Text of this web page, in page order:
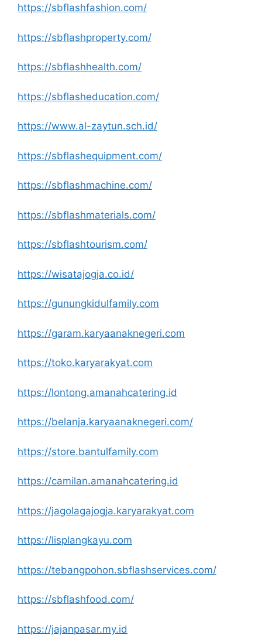
https://sbflashfashion.com/
https://sbflashproperty.com/
https://sbflashhealth.com/
https://sbflasheducation.com/
https://www.al-zaytun.sch.id/
https://sbflashequipment.com/
https://sbflashmachine.com/
https://sbflashmaterials.com/
https://sbflashtourism.com/
https://wisatajogja.co.id/
https://gunungkidulfamily.com
https://garam.karyaanaknegeri.com
https://toko.karyarakyat.com
https://lontong.amanahcatering.id
https://belanja.karyaanaknegeri.com/
https://store.bantulfamily.com
https://camilan.amanahcatering.id
https://jagolagajogja.karyarakyat.com
https://lisplangkayu.com
https://tebangpohon.sbflashservices.com/
https://sbflashfood.com/
https://jajanpasar.my.id